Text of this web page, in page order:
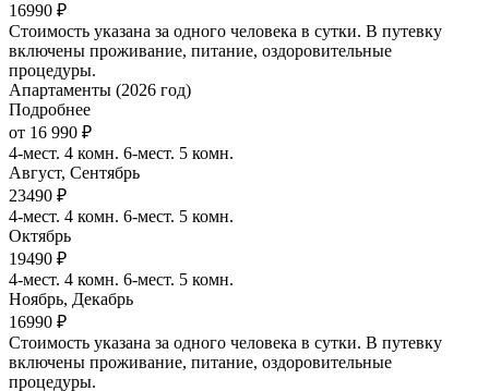
16990 ₽
Стоимость указана за одного человека в сутки. В путевку
включены проживание, питание, оздоровительные
процедуры.
Апартаменты (2026 год)
Подробнее
от 16 990 ₽
4-мест. 4 комн. 6-мест. 5 комн.
Август, Сентябрь
23490 ₽
4-мест. 4 комн. 6-мест. 5 комн.
Октябрь
19490 ₽
4-мест. 4 комн. 6-мест. 5 комн.
Ноябрь, Декабрь
16990 ₽
Стоимость указана за одного человека в сутки. В путевку
включены проживание, питание, оздоровительные
процедуры.